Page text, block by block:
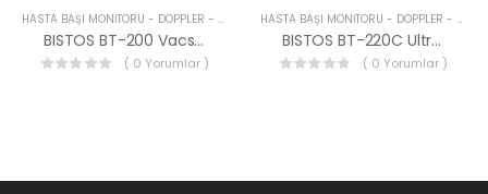
HASTA BAŞI MONITÖRÜ - DOPPLER - FETAL MONITÖR CIHAZLARI
BISTOS BT-200 Vacsular Doppler
( 0 Yorumlar )
HASTA BAŞI MONITÖRÜ - DOPPLER - FETAL MONITÖR CIHAZLARI
BISTOS BT-220C Ultrason Doppler Sistemi
( 0 Yorumlar )